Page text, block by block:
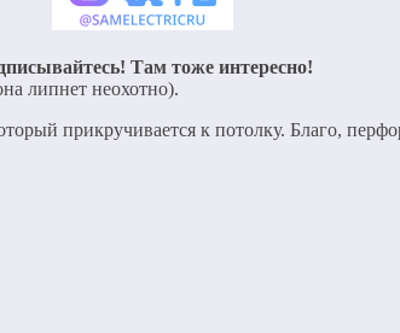
Там тоже интересно!
липнет неохотно).
прикручивается к потолку. Благо,